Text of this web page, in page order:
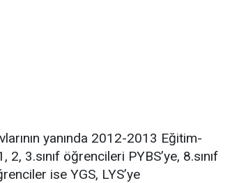
yanında 2012-2013 Eğitim-
3.sınıf öğrencileri PYBS’ye, 8.sınıf
ise YGS, LYS’ye